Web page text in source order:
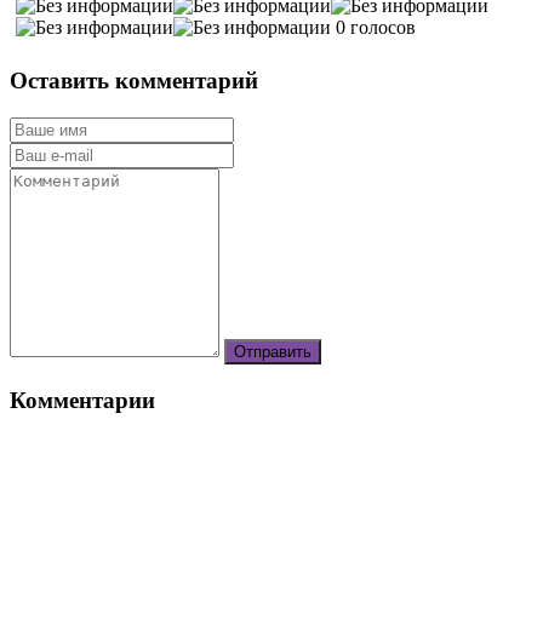
0 голосов
Оставить комментарий
Комментарии